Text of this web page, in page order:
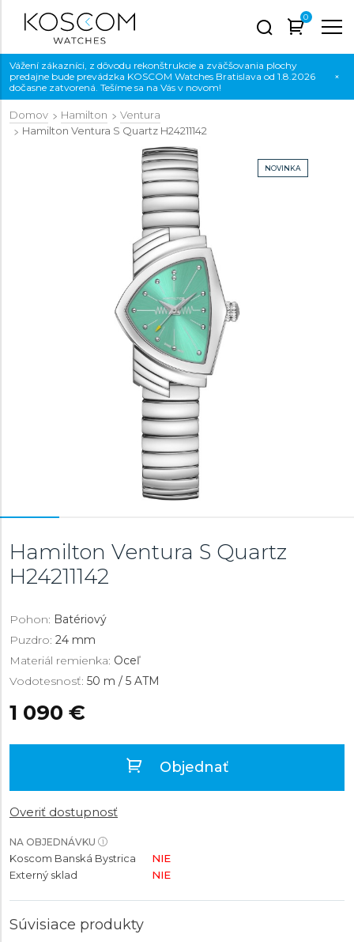
0
Vážení zákazníci, z dôvodu rekonštrukcie a zväčšovania plochy
predajne bude prevádzka KOSCOM Watches Bratislava od 1.8.2026
dočasne zatvorená. Tešíme sa na Vás v novom!
×
Domov Hamilton
Ventura
Hamilton Ventura S Quartz H24211142
NOVINKA
Hamilton Ventura S Quartz
H24211142
Pohon: Batériový
Puzdro: 24 mm
Materiál remienka: Oceľ
Vodotesnosť: 50 m / 5 ATM
1 090 €
Objednať
Overiť dostupnosť
NA OBJEDNÁVKU
Koscom Banská Bystrica
NIE
Externý sklad
NIE
Súvisiace produkty